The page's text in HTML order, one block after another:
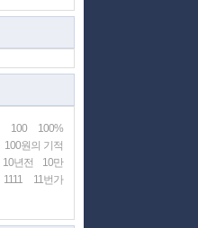
100
100%
100원의 기적
10년전
10만
1111
11번가